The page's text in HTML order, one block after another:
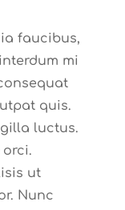
faucibus,
mi
quis.
luctus.
ut
Nunc